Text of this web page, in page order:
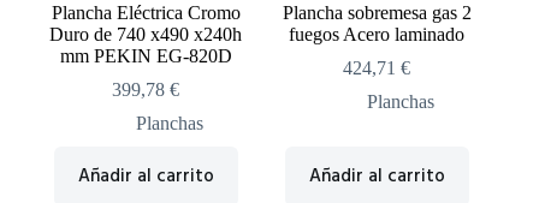
Plancha Eléctrica Cromo
Duro de 740 x490 x240h
mm PEKIN EG-820D
399,78€
Planchas
Añadir al carrito
Plancha sobremesa gas 2
fuegos Acero laminado
424,71€
Planchas
Añadir al carrito